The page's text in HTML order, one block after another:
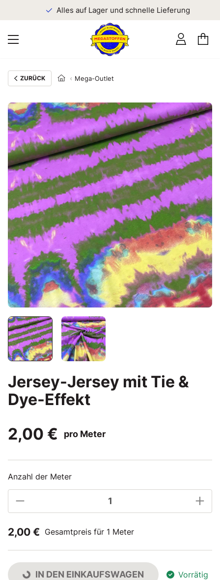
Alles auf Lager und schnelle Lieferung
ZURÜCK Mega-Outlet
Jersey-Jersey mit Tie &
Dye-Effekt
2,00 €
pro Meter
Anzahl der Meter
2,00 € Gesamtpreis für 1 Meter
IN DEN EINKAUFSWAGEN Vorrätig